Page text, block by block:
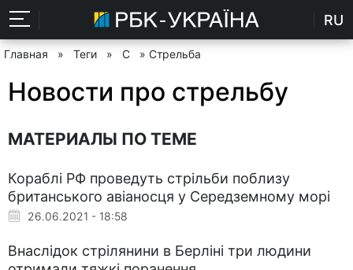
RU
Главная » Теги » С » Стрельба
Новости про стрельбу
МАТЕРИАЛЫ ПО ТЕМЕ
Кораблі РФ проведуть стрільби поблизу
британського авіаносця у Середземному морі
26.06.2021 - 18:58
Внаслідок стрілянини в Берліні три людини